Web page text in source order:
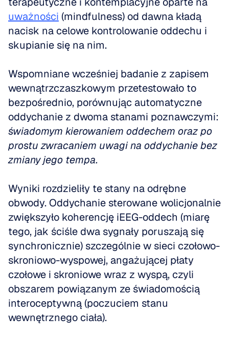
uważności (mindfulness) od dawna kładą
nacisk na celowe kontrolowanie oddechu i
skupianie się na nim.
Wspomniane wcześniej badanie z zapisem
wewnątrzczaszkowym przetestowało to
bezpośrednio, porównując automatyczne
świadomym kierowaniem oddechem oraz po
prostu zwracaniem uwagi na oddychanie bez
zmiany jego tempa.
Wyniki rozdzieliły te stany na odrębne
obwody. Oddychanie sterowane wolicjonalnie
zwiększyło koherencję iEEG-oddech (miarę
tego, jak ściśle dwa sygnały poruszają się
synchronicznie) szczególnie w sieci czołowo-
skroniowo-wyspowej, angażującej płaty
czołowe i skroniowe wraz z wyspą, czyli
obszarem powiązanym ze świadomością
interoceptywną (poczuciem stanu
wewnętrznego ciała).